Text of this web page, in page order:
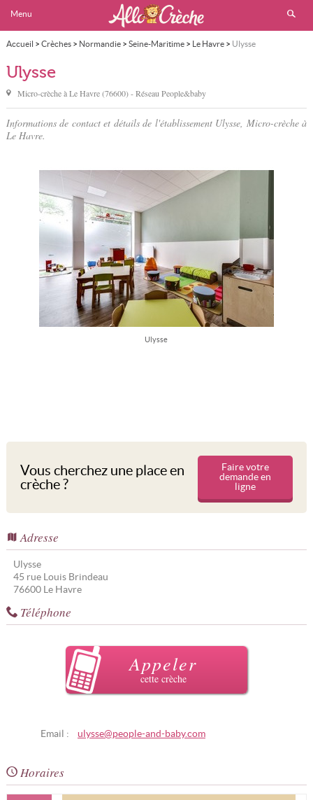
Menu
Accueil > Crèches> Normandie> Seine-Maritime> Le Havre> Ulysse
Ulysse
Micro-crèche àLe Havre(76600) - Réseau People&baby
Informations de contact et détails de l'établissement Ulysse, Micro-crèche à
Le Havre.
Ulysse
Vous cherchez une place en
crèche ?
Faire votre
demande en
ligne
Adresse
Ulysse
45 rue Louis Brindeau
76600 Le Havre
Téléphone
Appeler
cette crèche
Email : ulysse@people-and-baby.com
Horaires